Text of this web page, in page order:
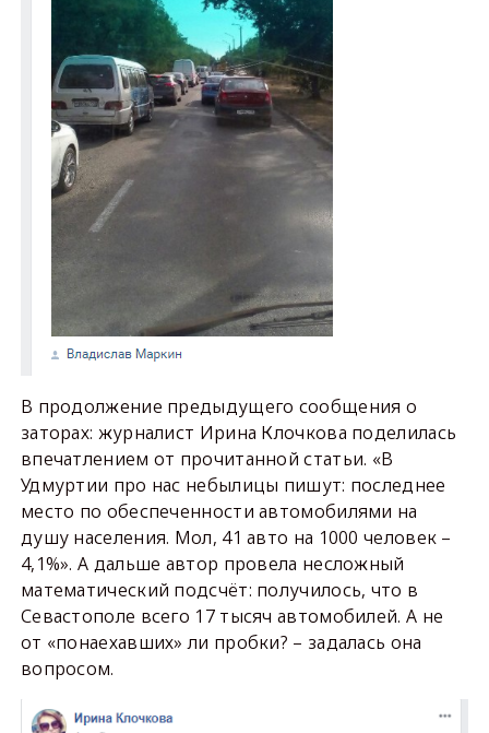
В продолжение предыдущего сообщения о
заторах: журналист Ирина Клочкова поделилась
впечатлением от прочитанной статьи. «В
Удмуртии про нас небылицы пишут: последнее
место по обеспеченности автомобилями на
душу населения. Мол, 41 авто на 1000 человек –
4,1%». А дальше автор провела несложный
математический подсчёт: получилось, что в
Севастополе всего 17 тысяч автомобилей. А не
от «понаехавших» ли пробки? – задалась она
вопросом.